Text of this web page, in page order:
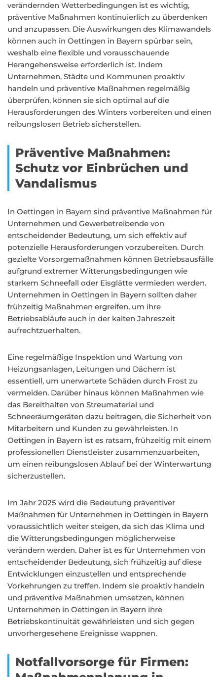
verändernden Wetterbedingungen ist es wichtig,
präventive Maßnahmen kontinuierlich zu überdenken
und anzupassen. Die Auswirkungen des Klimawandels
können auch in Oettingen in Bayern spürbar sein,
weshalb eine flexible und vorausschauende
Herangehensweise erforderlich ist. Indem
Unternehmen, Städte und Kommunen proaktiv
handeln und präventive Maßnahmen regelmäßig
überprüfen, können sie sich optimal auf die
Herausforderungen des Winters vorbereiten und einen
reibungslosen Betrieb sicherstellen.
Präventive Maßnahmen:
Schutz vor Einbrüchen und
Vandalismus
In Oettingen in Bayern sind präventive Maßnahmen für
Unternehmen und Gewerbetreibende von
entscheidender Bedeutung, um sich effektiv auf
potenzielle Herausforderungen vorzubereiten. Durch
gezielte Vorsorgemaßnahmen können Betriebsausfälle
aufgrund extremer Witterungsbedingungen wie
starkem Schneefall oder Eisglätte vermieden werden.
Unternehmen in Oettingen in Bayern sollten daher
frühzeitig Maßnahmen ergreifen, um ihre
Betriebsabläufe auch in der kalten Jahreszeit
aufrechtzuerhalten.
Eine regelmäßige Inspektion und Wartung von
Heizungsanlagen, Leitungen und Dächern ist
essentiell, um unerwartete Schäden durch Frost zu
vermeiden. Darüber hinaus können Maßnahmen wie
das Bereithalten von Streumaterial und
Schneeräumgeräten dazu beitragen, die Sicherheit von
Mitarbeitern und Kunden zu gewährleisten. In
Oettingen in Bayern ist es ratsam, frühzeitig mit einem
professionellen Dienstleister zusammenzuarbeiten,
um einen reibungslosen Ablauf bei der Winterwartung
sicherzustellen.
Im Jahr 2025 wird die Bedeutung präventiver
Maßnahmen für Unternehmen in Oettingen in Bayern
voraussichtlich weiter steigen, da sich das Klima und
die Witterungsbedingungen möglicherweise
verändern werden. Daher ist es für Unternehmen von
entscheidender Bedeutung, sich frühzeitig auf diese
Entwicklungen einzustellen und entsprechende
Vorkehrungen zu treffen. Indem sie proaktiv handeln
und präventive Maßnahmen umsetzen, können
Unternehmen in Oettingen in Bayern ihre
Betriebskontinuität gewährleisten und sich gegen
unvorhergesehene Ereignisse wappnen.
Notfallvorsorge für Firmen: